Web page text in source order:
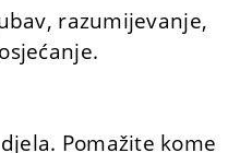
razumijevanje,
Pomažite kome